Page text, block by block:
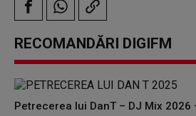
RECOMANDĂRI DIGIFM
Petrecerea lui DanT – DJ Mix 2026